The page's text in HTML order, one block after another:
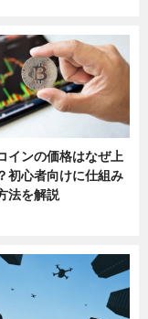
インの価格はなぜ上
初心者向けに仕組み
法を解説